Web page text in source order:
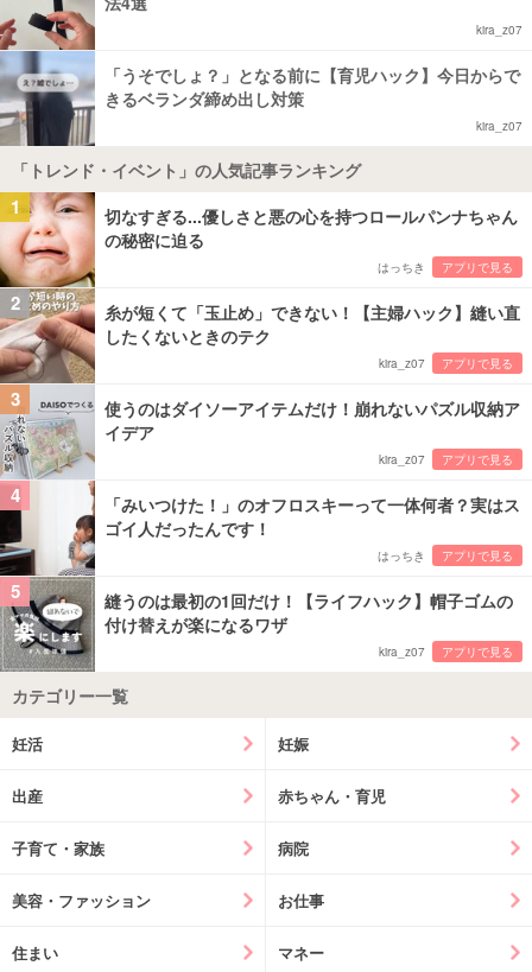
kira_z07
「うそでしょ？」となる前に【育児ハック】今日からで
きるベランダ締め出し対策
kira_z07
「トレンド・イベント」の人気記事ランキング
1
切なすぎる...優しさと悪の心を持つロールパンナちゃん
の秘密に迫る
はっちき アプリで見る
2
糸が短くて「玉止め」できない！【主婦ハック】縫い直
したくないときのテク
kira_z07 アプリで見る
3
使うのはダイソーアイテムだけ！崩れないパズル収納ア
イデア
kira_z07 アプリで見る
4
「みいつけた！」のオフロスキーって一体何者？実はス
ゴイ人だったんです！
はっちき アプリで見る
5
縫うのは最初の1回だけ！【ライフハック】帽子ゴムの
付け替えが楽になるワザ
kira_z07 アプリで見る
カテゴリー一覧
妊活 妊娠
出産 赤ちゃん・育児
子育て・家族 病院
美容・ファッション お仕事
住まい マネー